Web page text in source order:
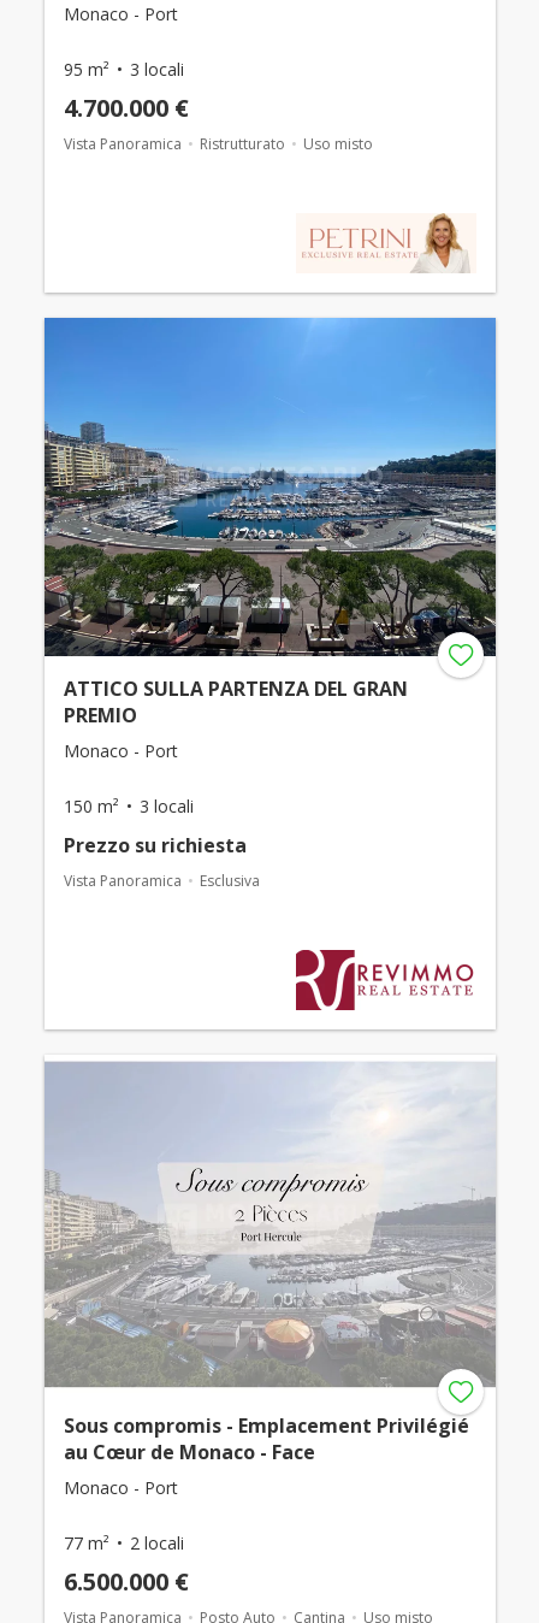
Monaco - Port
95 m² 3 locali
4.700.000 €
Vista Panoramica Ristrutturato Uso misto
ATTICO SULLA PARTENZA DEL GRAN
PREMIO
Monaco - Port
150 m² 3 locali
Prezzo su richiesta
Vista Panoramica Esclusiva
Sous compromis - Emplacement Privilégié
au Cœur de Monaco - Face
Monaco - Port
77 m² 2 locali
6.500.000 €
Vista Panoramica Posto Auto Cantina Uso misto